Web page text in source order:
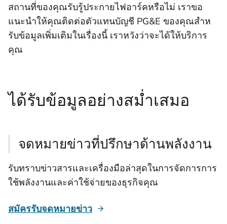
สถานที่ของคุณรับรู้ประกายไฟอาร์คหรือไม่ เราขอ
แนะนําให้คุณติดต่อตัวแทนบัญชี PG&E ของคุณสําห
รับข้อมูลเพิ่มเติมในเรื่องนี้ เราหวังว่าจะได้ให้บริการ
คุณ
ได้รับข้อมูลอย่างสม่ำเสมอ
จดหมายข่าวที่ปรึกษาด้านพลังงาน
รับทราบข่าวสารและเครื่องมือล่าสุดในการจัดการการ
ใช้พลังงานและค่าใช้จ่ายของธุรกิจคุณ
สมัครรับจดหมายข่าว